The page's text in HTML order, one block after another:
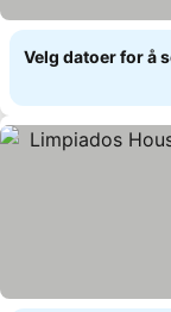
Velg datoer for å